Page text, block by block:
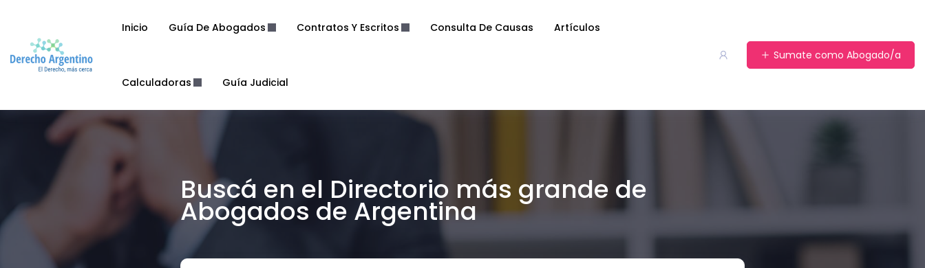
Inicio Guía De Abogados Contratos Y Escritos Consulta De Causas Artículos
Calculadoras Guía Judicial
Sumate como Abogado/a
Buscá en el Directorio más grande de
Abogados de Argentina